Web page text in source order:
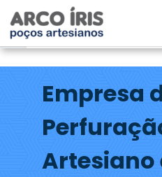
Empresa
Artesiano